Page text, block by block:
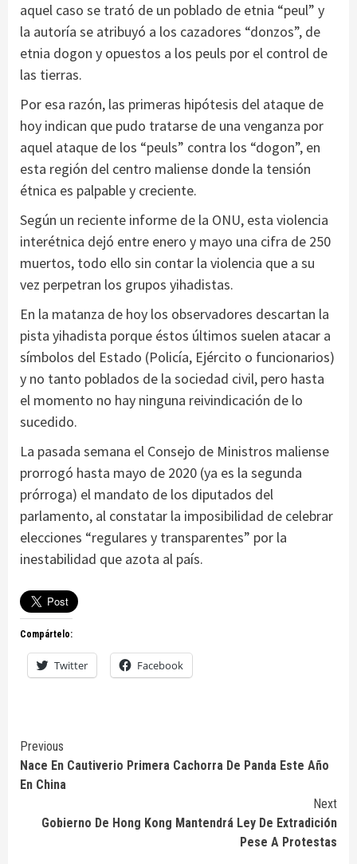
aquel caso se trató de un poblado de etnia “peul” y
la autoría se atribuyó a los cazadores “donzos”, de
etnia dogon y opuestos a los peuls por el control de
las tierras.
Por esa razón, las primeras hipótesis del ataque de
hoy indican que pudo tratarse de una venganza por
aquel ataque de los “peuls” contra los “dogon”, en
esta región del centro maliense donde la tensión
étnica es palpable y creciente.
Según un reciente informe de la ONU, esta violencia
interétnica dejó entre enero y mayo una cifra de 250
muertos, todo ello sin contar la violencia que a su
vez perpetran los grupos yihadistas.
En la matanza de hoy los observadores descartan la
pista yihadista porque éstos últimos suelen atacar a
símbolos del Estado (Policía, Ejército o funcionarios)
y no tanto poblados de la sociedad civil, pero hasta
el momento no hay ninguna reivindicación de lo
sucedido.
La pasada semana el Consejo de Ministros maliense
prorrogó hasta mayo de 2020 (ya es la segunda
prórroga) el mandato de los diputados del
parlamento, al constatar la imposibilidad de celebrar
elecciones “regulares y transparentes” por la
inestabilidad que azota al país.
Compártelo:
Twitter Facebook
Continue
Reading
Previous
Nace En Cautiverio Primera Cachorra De Panda Este Año
En China
Next
Gobierno De Hong Kong Mantendrá Ley De Extradición
Pese A Protestas